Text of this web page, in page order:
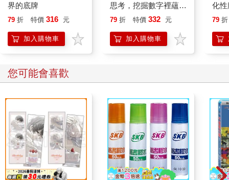
界的底牌
79 折 特價 316 元
加入購物車
思考，挖掘數字裡蘊含
的商業寶藏
79 折 特價 332 元
加入購物車
化
【
79 折
您可能會喜歡